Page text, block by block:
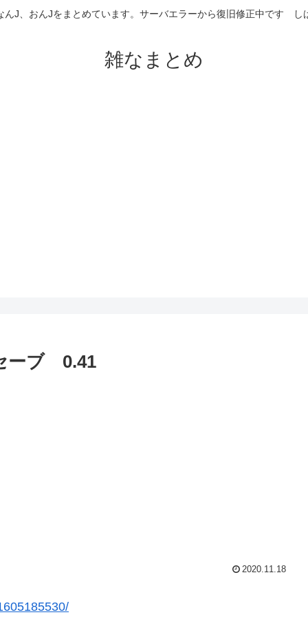
J、おんJをまとめています。サーバエラーから復旧修正中です
雑なまとめ
ーブ 0.41
2020.11.18